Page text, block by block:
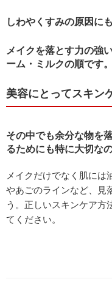
しわやくすみの原因に
メイクを落とす力の強
ーム・ミルクの順です。
美容にとってスキン
その中でも余分な物を
るためにも特に大切なの
メイクだけでなく肌には
やあごのラインなど、見
う。正しいスキンケア方
てください。